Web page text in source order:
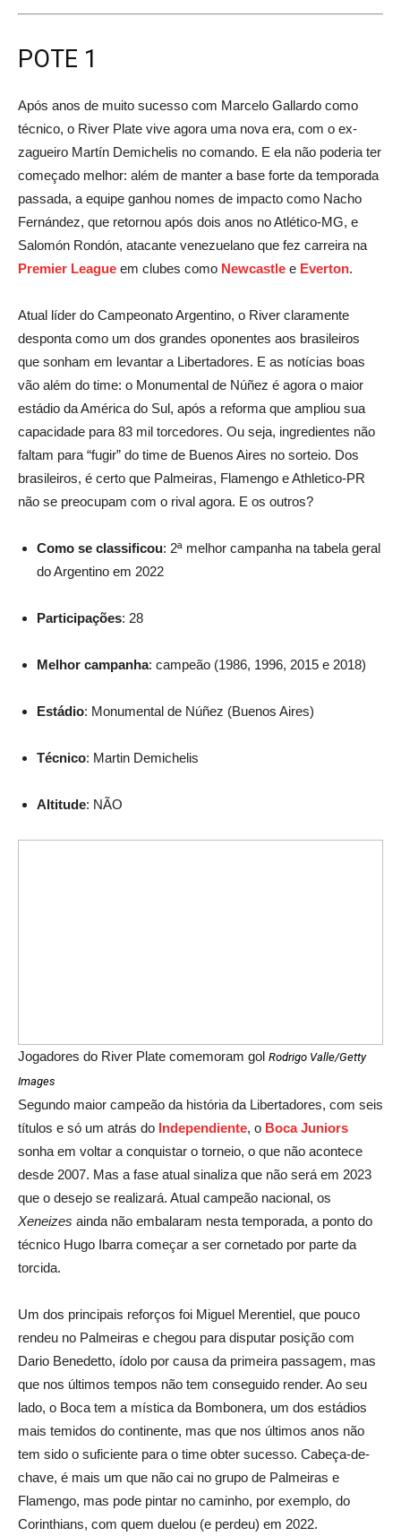
POTE 1
Após anos de muito sucesso com Marcelo Gallardo como
técnico, o River Plate vive agora uma nova era, com o ex-
zagueiro Martín Demichelis no comando. E ela não poderia ter
começado melhor: além de manter a base forte da temporada
passada, a equipe ganhou nomes de impacto como Nacho
Fernández, que retornou após dois anos no Atlético-MG, e
Salomón Rondón, atacante venezuelano que fez carreira na
Premier League em clubes como Newcastle e Everton.
Atual líder do Campeonato Argentino, o River claramente
desponta como um dos grandes oponentes aos brasileiros
que sonham em levantar a Libertadores. E as notícias boas
vão além do time: o Monumental de Núñez é agora o maior
estádio da América do Sul, após a reforma que ampliou sua
capacidade para 83 mil torcedores. Ou seja, ingredientes não
faltam para “fugir” do time de Buenos Aires no sorteio. Dos
brasileiros, é certo que Palmeiras, Flamengo e Athletico-PR
não se preocupam com o rival agora. E os outros?
Como se classificou: 2ª melhor campanha na tabela geral
do Argentino em 2022
Participações: 28
Melhor campanha: campeão (1986, 1996, 2015 e 2018)
Estádio: Monumental de Núñez (Buenos Aires)
Técnico: Martin Demichelis
Altitude: NÃO
Jogadores do River Plate comemoram gol Rodrigo Valle/Getty
Images
Segundo maior campeão da história da Libertadores, com seis
títulos e só um atrás do Independiente, o Boca Juniors
sonha em voltar a conquistar o torneio, o que não acontece
desde 2007. Mas a fase atual sinaliza que não será em 2023
que o desejo se realizará. Atual campeão nacional, os
Xeneizes ainda não embalaram nesta temporada, a ponto do
técnico Hugo Ibarra começar a ser cornetado por parte da
torcida.
Um dos principais reforços foi Miguel Merentiel, que pouco
rendeu no Palmeiras e chegou para disputar posição com
Dario Benedetto, ídolo por causa da primeira passagem, mas
que nos últimos tempos não tem conseguido render. Ao seu
lado, o Boca tem a mística da Bombonera, um dos estádios
mais temidos do continente, mas que nos últimos anos não
tem sido o suficiente para o time obter sucesso. Cabeça-de-
chave, é mais um que não cai no grupo de Palmeiras e
Flamengo, mas pode pintar no caminho, por exemplo, do
Corinthians, com quem duelou (e perdeu) em 2022.